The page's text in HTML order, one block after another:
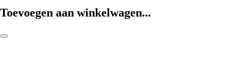
Toevoegen aan winkelwagen...